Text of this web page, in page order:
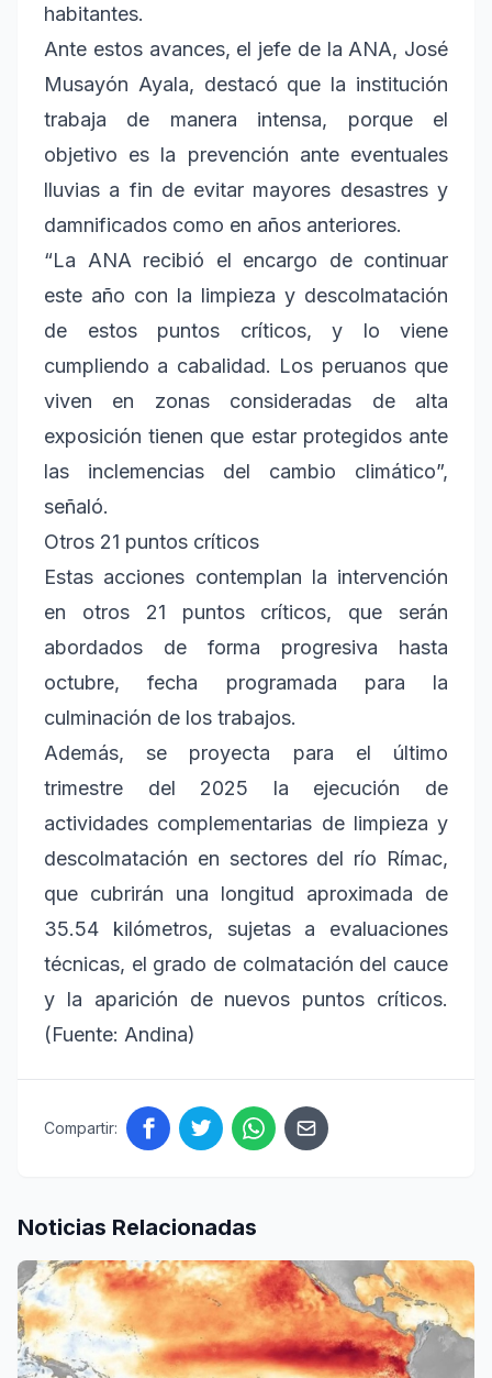
habitantes.
Ante estos avances, el jefe de la ANA, José
Musayón Ayala, destacó que la institución
trabaja de manera intensa, porque el
objetivo es la prevención ante eventuales
lluvias a fin de evitar mayores desastres y
damnificados como en años anteriores.
“La ANA recibió el encargo de continuar
este año con la limpieza y descolmatación
de estos puntos críticos, y lo viene
cumpliendo a cabalidad. Los peruanos que
viven en zonas consideradas de alta
exposición tienen que estar protegidos ante
las inclemencias del cambio climático”,
señaló.
Otros 21 puntos críticos
Estas acciones contemplan la intervención
en otros 21 puntos críticos, que serán
abordados de forma progresiva hasta
octubre, fecha programada para la
culminación de los trabajos.
Además, se proyecta para el último
trimestre del 2025 la ejecución de
actividades complementarias de limpieza y
descolmatación en sectores del río Rímac,
que cubrirán una longitud aproximada de
35.54 kilómetros, sujetas a evaluaciones
técnicas, el grado de colmatación del cauce
y la aparición de nuevos puntos críticos.
(Fuente: Andina)
Compartir:
Noticias Relacionadas